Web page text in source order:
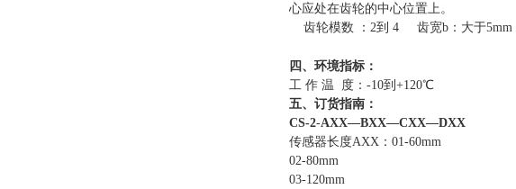
心应处在齿轮的中心位置上。
齿轮模数 ：2到 4 齿宽b：大于5mm
四、环境指标：
工 作 温 度：-10到+120℃
五、订货指南：
CS-2-AXX—BXX—CXX—DXX
传感器长度AXX：01-60mm
02-80mm
03-120mm